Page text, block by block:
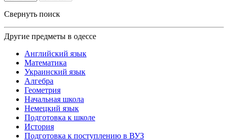
Свернуть поиск
Другие предметы в одессе
Английский язык
Математика
Украинский язык
Алгебра
Геометрия
Начальная школа
Немецкий язык
Подготовка к школе
История
Подготовка к поступлению в ВУЗ